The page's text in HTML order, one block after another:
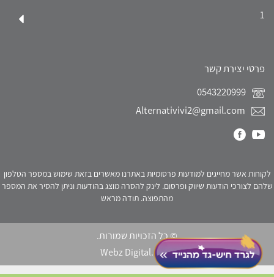
1
פרטי יצירת קשר
Alternativivi2@gmail.com
לקוחות אשר מחייגים למודעות פרסומיות באתרנו מאשרים בזאת שימוש במספר הטלפון
שלהם לצורכי הודעות שיווק ופרסום. לינק להסרה מוצג בהודעות וניתן להסיר את המספר
מהתפוצה. תודה מראש
© כל הזכויות שמורות.
Webz Digital.click